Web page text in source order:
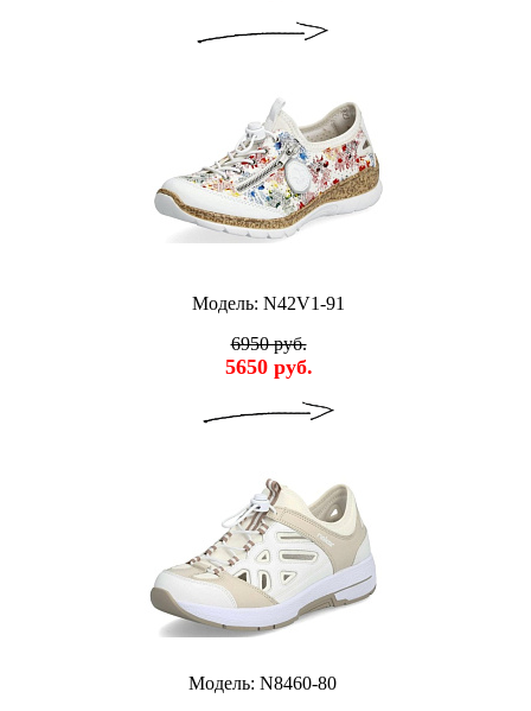
Модель: N42V1-91
6950 руб.
5650 руб.
Модель: N8460-80